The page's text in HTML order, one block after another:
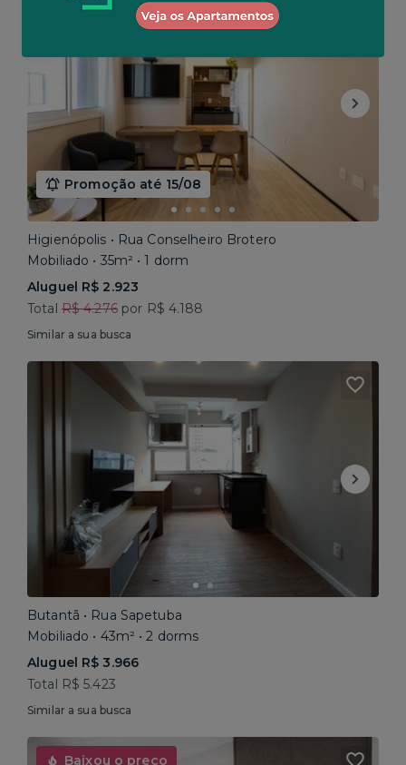
Baixou o preço
Promoção até 15/08
Higienópolis • Rua Conselheiro Brotero
Mobiliado • 35m² • 1 dorm
Aluguel R$ 2.923
Total R$ 4.276por R$ 4.188
Similar a sua busca
Butantã • Rua Sapetuba
Mobiliado • 43m² • 2 dorms
Aluguel R$ 3.966
Total R$ 5.423
Similar a sua busca
Baixou o preço